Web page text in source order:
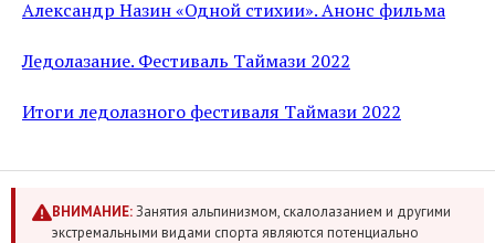
Александр Назин «Одной стихии». Анонс фильма
Ледолазание. Фестиваль Таймази 2022
Итоги ледолазного фестиваля Таймази 2022
ВНИМАНИЕ:Занятия альпинизмом, скалолазанием и другими
экстремальными видами спорта являются потенциально